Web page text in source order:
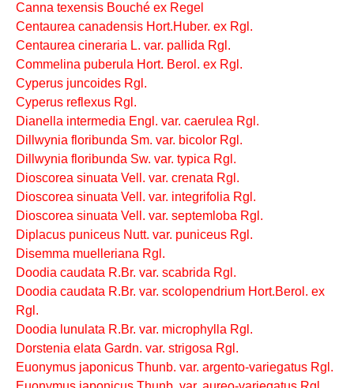
Canna texensis Bouché ex Regel
Centaurea canadensis Hort.Huber. ex Rgl.
Centaurea cineraria L. var. pallida Rgl.
Commelina puberula Hort. Berol. ex Rgl.
Cyperus juncoides Rgl.
Cyperus reflexus Rgl.
Dianella intermedia Engl. var. caerulea Rgl.
Dillwynia floribunda Sm. var. bicolor Rgl.
Dillwynia floribunda Sw. var. typica Rgl.
Dioscorea sinuata Vell. var. crenata Rgl.
Dioscorea sinuata Vell. var. integrifolia Rgl.
Dioscorea sinuata Vell. var. septemloba Rgl.
Diplacus puniceus Nutt. var. puniceus Rgl.
Disemma muelleriana Rgl.
Doodia caudata R.Br. var. scabrida Rgl.
Doodia caudata R.Br. var. scolopendrium Hort.Berol. ex
Rgl.
Doodia lunulata R.Br. var. microphylla Rgl.
Dorstenia elata Gardn. var. strigosa Rgl.
Euonymus japonicus Thunb. var. argento-variegatus Rgl.